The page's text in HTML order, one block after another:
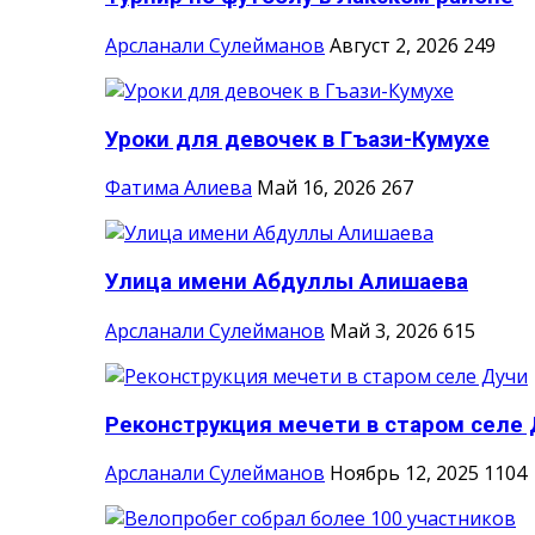
Арсланали Сулейманов Август 2, 2026 249
Уроки для девочек в Гъази-Кумухе
Фатима Алиева Май 16, 2026 267
Улица имени Абдуллы Алишаева
Арсланали Сулейманов Май 3, 2026 615
Реконструкция мечети в старом селе
Арсланали Сулейманов Ноябрь 12, 2025 1104